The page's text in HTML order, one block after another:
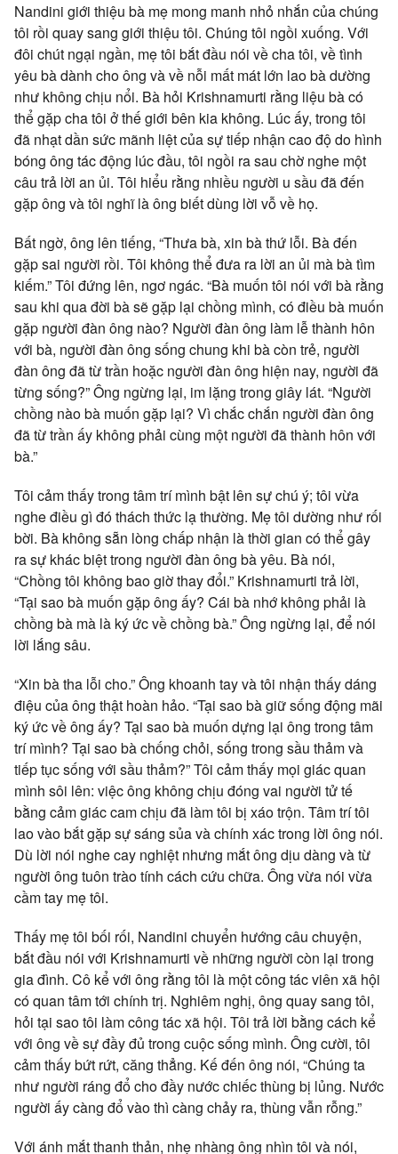
Nandini giới thiệu bà mẹ mong manh nhỏ nhắn của chúng
tôi rồi quay sang giới thiệu tôi. Chúng tôi ngồi xuống. Với
đôi chút ngại ngần, mẹ tôi bắt đầu nói về cha tôi, về tình
yêu bà dành cho ông và về nỗi mất mát lớn lao bà dường
như không chịu nổi. Bà hỏi Krishnamurti rằng liệu bà có
thể gặp cha tôi ở thế giới bên kia không. Lúc ấy, trong tôi
đã nhạt dần sức mãnh liệt của sự tiếp nhận cao độ do hình
bóng ông tác động lúc đầu, tôi ngồi ra sau chờ nghe một
câu trả lời an ủi. Tôi hiểu rằng nhiều người u sầu đã đến
gặp ông và tôi nghĩ là ông biết dùng lời vỗ về họ.
Bất ngờ, ông lên tiếng, “Thưa bà, xin bà thứ lỗi. Bà đến
gặp sai người rồi. Tôi không thể đưa ra lời an ủi mà bà tìm
kiếm.” Tôi đứng lên, ngơ ngác. “Bà muốn tôi nói với bà rằng
sau khi qua đời bà sẽ gặp lại chồng mình, có điều bà muốn
gặp người đàn ông nào? Người đàn ông làm lễ thành hôn
với bà, người đàn ông sống chung khi bà còn trẻ, người
đàn ông đã từ trần hoặc người đàn ông hiện nay, người đã
từng sống?” Ông ngừng lại, im lặng trong giây lát. “Người
chồng nào bà muốn gặp lại? Vì chắc chắn người đàn ông
đã từ trần ấy không phải cùng một người đã thành hôn với
bà.”
Tôi cảm thấy trong tâm trí mình bật lên sự chú ý; tôi vừa
nghe điều gì đó thách thức lạ thường. Mẹ tôi dường như rối
bời. Bà không sẵn lòng chấp nhận là thời gian có thể gây
ra sự khác biệt trong người đàn ông bà yêu. Bà nói,
“Chồng tôi không bao giờ thay đổi.” Krishnamurti trả lời,
“Tại sao bà muốn gặp ông ấy? Cái bà nhớ không phải là
chồng bà mà là ký ức về chồng bà.” Ông ngừng lại, để nói
lời lắng sâu.
“Xin bà tha lỗi cho.” Ông khoanh tay và tôi nhận thấy dáng
điệu của ông thật hoàn hảo. “Tại sao bà giữ sống động mãi
ký ức về ông ấy? Tại sao bà muốn dựng lại ông trong tâm
trí mình? Tại sao bà chống chỏi, sống trong sầu thảm và
tiếp tục sống với sầu thảm?” Tôi cảm thấy mọi giác quan
mình sôi lên: việc ông không chịu đóng vai người tử tế
bằng cảm giác cam chịu đã làm tôi bị xáo trộn. Tâm trí tôi
lao vào bắt gặp sự sáng sủa và chính xác trong lời ông nói.
Dù lời nói nghe cay nghiệt nhưng mắt ông dịu dàng và từ
người ông tuôn trào tính cách cứu chữa. Ông vừa nói vừa
cầm tay mẹ tôi.
Thấy mẹ tôi bối rối, Nandini chuyển hướng câu chuyện,
bắt đầu nói với Krishnamurti về những người còn lại trong
gia đình. Cô kể với ông rằng tôi là một công tác viên xã hội
có quan tâm tới chính trị. Nghiêm nghị, ông quay sang tôi,
hỏi tại sao tôi làm công tác xã hội. Tôi trả lời bằng cách kể
với ông về sự đầy đủ trong cuộc sống mình. Ông cười, tôi
cảm thấy bứt rứt, căng thẳng. Kế đến ông nói, “Chúng ta
như người ráng đổ cho đầy nước chiếc thùng bị lủng. Nước
người ấy càng đổ vào thì càng chảy ra, thùng vẫn rỗng.”
Với ánh mắt thanh thản, nhẹ nhàng ông nhìn tôi và nói,